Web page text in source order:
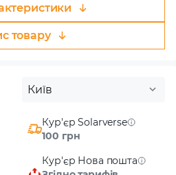
товару
Київ
Кур'єр Solarverse
100 грн
Кур'єр Нова пошта